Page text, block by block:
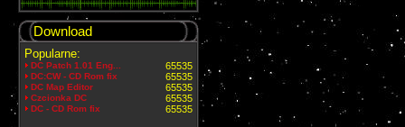
Download
Popularne:
DC Patch 1.01 Eng... 65535
DC:CW - CD Rom fix 65535
DC Map Editor 65535
Czcionka DC 65535
DC - CD Rom fix 65535